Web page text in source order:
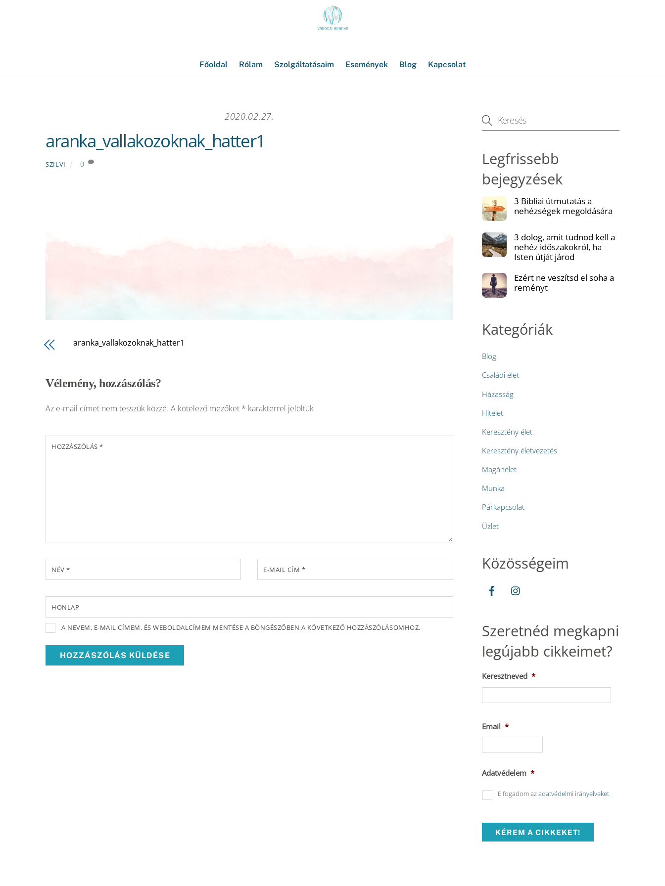
Főoldal Rólam Szolgáltatásaim Események Blog Kapcsolat
2020.02.27.
aranka_vallakozoknak_hatter1
SZILVI 0
aranka_vallakozoknak_hatter1
Vélemény, hozzászólás?
Az e-mail címet nem tesszük közzé. A kötelező mezőket * karakterrel jelöltük
HOZZÁSZÓLÁS*
NÉV* E-MAIL CÍM *
HONLAP
A NEVEM, E-MAIL CÍMEM, ÉS WEBOLDALCÍMEM MENTÉSE A BÖNGÉSZŐBEN A KÖVETKEZŐ HOZZÁSZÓLÁSOMHOZ.
Legfrissebb
bejegyzések
3 Bibliai útmutatás a
nehézségek megoldására
3 dolog, amit tudnod kell a
nehéz időszakokról, ha
Isten útját járod
Ezért ne veszítsd el soha a
reményt
Kategóriák
Blog
Családi élet
Házasság
Hitélet
Keresztény élet
Keresztény életvezetés
Magánélet
Munka
Párkapcsolat
Üzlet
Közösségeim
Szeretnéd megkapni
legújabb cikkeimet?
Keresztneved *
Email *
Adatvédelem *
Elfogadom azadatvédelmi irányelveket